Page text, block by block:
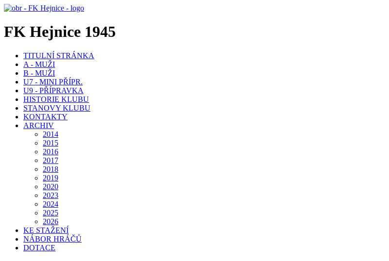
FK Hejnice 1945
TITULNÍ STRÁNKA
A - MUŽI
B - MUŽI
U7 - MINI PŘÍPR.
U9 - PŘÍPRAVKA
HISTORIE KLUBU
STANOVY KLUBU
KONTAKTY
ARCHIV
2014
2015
2016
2017
2018
2019
2020
2023
2024
2025
2026
KE STAŽENÍ
NÁBOR HRÁČŮ
DOTACE